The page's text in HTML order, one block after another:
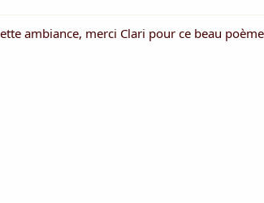
ambiance, merci Clari pour ce beau